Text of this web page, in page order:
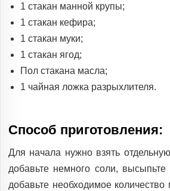
1 стакан манной крупы;
1 стакан кефира;
1 стакан муки;
1 стакан ягод;
Пол стакана масла;
1 чайная ложка разрыхлителя.
Способ приготовления:
Для начала нужно взять
добавьте немного соли,
добавьте необходимое